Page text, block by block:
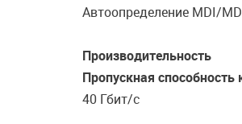
Автоопределение MDI/
Производительность
Пропускная способность
40 Гбит/с